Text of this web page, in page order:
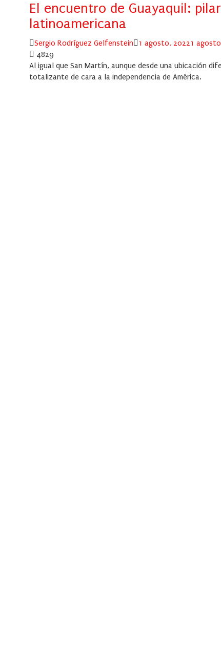
El encuentro de Guayaquil:
latinoamericana
Author
Sergio Rodríguez Gelfenstein
Posted
1 agosto, 20221
4829
Al igual que San Martín, aunque desde una ubicación
totalizante de cara a la independencia de América.